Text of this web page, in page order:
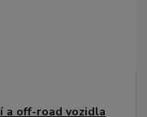
a off-road vozidla